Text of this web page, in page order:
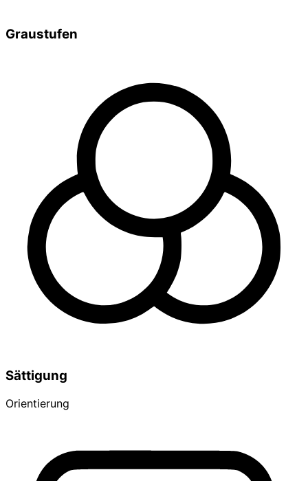
Graustufen
Sättigung
Orientierung